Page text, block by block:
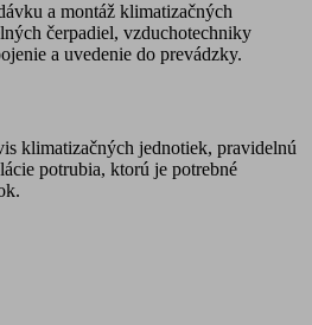
a montáž klimatizačných
čerpadiel, vzduchotechniky
a uvedenie do prevádzky.
klimatizačných jednotiek, pravidelnú
potrubia, ktorú je potrebné